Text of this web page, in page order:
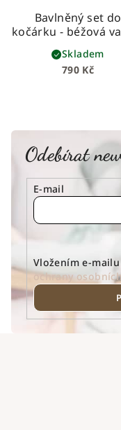
Bavlněný set do
kočárku - béžová
mušelínem se
tečkami
790 Kč
Skladem
Odebírat
E-mail
Vložením e-
ochrany